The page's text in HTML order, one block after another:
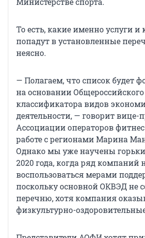
То есть, какие именно услуги
попадут в установленные
неясно.
— Полагаем, что список будет
на основании Общероссийского
классификатора видов
деятельности, — говорит вице-
Ассоциации операторов
работе с регионами Марина
Однако мы уже научены
2020 года, когда ряд компаний
воспользоваться мерами
поскольку основной ОКВЭД не
перечню, хотя компания
физкультурно-